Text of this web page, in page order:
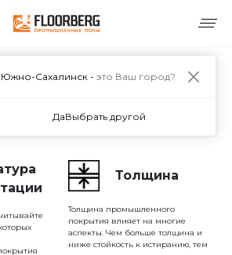
покрытие для парковки
для парковки в
Толщина
Толщина промышленного
покрытия влияет на многие
аспекты. Чем больше толщина и
ниже стойкость к истиранию, тем
Южно-Сахалинск - это Ваш город?
ДаВыбрать другой